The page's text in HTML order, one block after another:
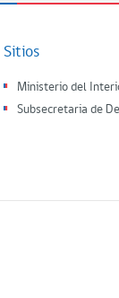
Sitios
Ministerio del
Subsecretaria de